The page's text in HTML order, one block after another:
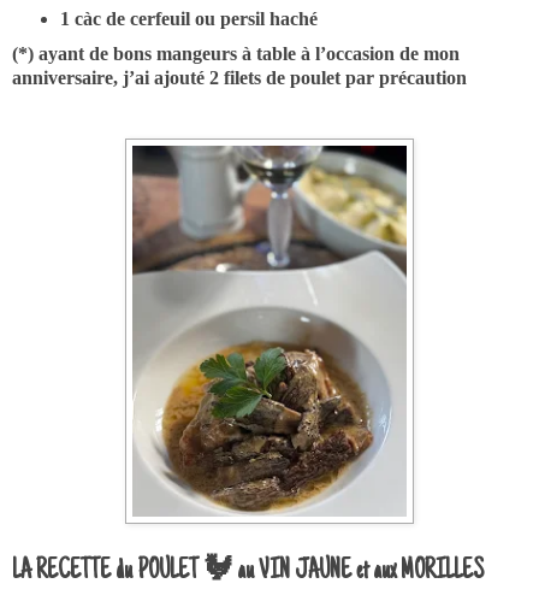
1 càc de cerfeuil ou persil haché
(*) ayant de bons mangeurs à table à l’occasion de mon
anniversaire, j’ai ajouté 2 filets de poulet par précaution
LA RECETTE du POULET 🐓 au VIN JAUNE et aux MORILLES